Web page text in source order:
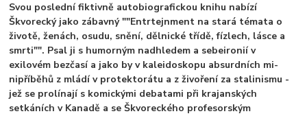
Svou poslední fiktivně autobiografickou knihu nabízí
Škvorecký jako zábavný ""Entrtejnment na stará témata o
životě, ženách, osudu, snění, dělnické třídě, fízlech, lásce a
smrti"". Psal ji s humorným nadhledem a sebeironií v
exilovém bezčasí a jako by v kaleidoskopu absurdních mi-
nipříběhů z mládí v protektorátu a z živoření za stalinismu -
jež se prolínají s komickými debatami při krajanských
setkáních v Kanadě a se Škvoreckého profesorským